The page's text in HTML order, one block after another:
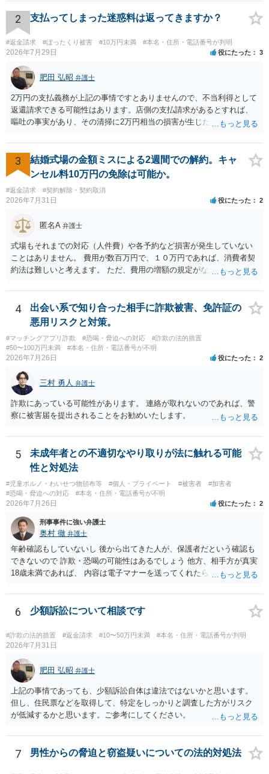
る場合があるかと思われます。
2 支払ってしまった迷惑料は返ってきますか？
#返金請求 #ぼったくり被害 #10万円未満 #本名・住所・電話番号が判明
2026年7月29日 役にたった 3
肥田 弘昭 弁護士
2万円の支払義務が上記の事情ですとありませんので、不当利得として
返還請求できる可能性はあります。店側の支払請求があるとすれば、
嘔吐の事実があり、その清掃に2万円相当の損害が生じた場合です。ご
3
結婚式場の金額ミスによる2週間での解約。キャ
ンセル料10万円の免除は可能か。
#返金請求 #契約解除・契約取消
2026年7月31日 役にたった 2
匿名A 弁護士
式場もそれまでの対応（人件費）や各予約など損害が発生していない
ことはありません。 費用が数百万円で、１０万円であれば、消費者契
約法は難しいと考えます。 ただ、費用の増額の規定がなかったのに増
ということになり、解約するのは理由がないことになります。
4
出会い系で知り合った相手に詐欺被害、免許証の
悪用リスクと対策。
#マッチングアプリ詐欺 #恐喝・脅迫への対応
#詐欺の法的措置
#50〜100万円未満
#本名・住所・電話番号が不明
2026年7月26日 役にたった 2
三村 勇人 弁護士
詐欺にあっている可能性があります。 連絡が取れないのであれば、警
察に被害届を提出されることをお勧めいたします。
5
未成年者との不適切なやり取りが法に触れる可能
性と対処法
#児童ポルノ・わいせつ物頒布等 #個人・プライベート #被害者
#加害者
#恐喝・脅迫への対応
#本名・住所・電話番号が不明
2026年7月26日 役にたった 2
刑事事件に強い弁護士
奥村 徹 弁護士
年齢確認もしていないし 後から出てきた人が、保護者だという確認も
できないので 詐欺・恐喝の可能性はあるでしょう 他方、相手方が真実
18歳未満であれば、 内容は電子マナーを送ってくれたら自慰行為など
画の尺は10分ほど、服を着たままで胸を触って欲しい、などの要望を
して、要求された金額(1000円程度)の電子マネーを送信してしまいま
した。 そこから、撮影するまで暇なので顔の雰囲気の写真を交換して
欲しい、住んでいる都道府県と区を教えてと言われたので教えたりと
言ったやり取りをしていました。 というやりとりは、青少年条例違反
（わいせつ行為）の疑いがあります。18歳未満と知らなくても処罰可
能です。
6 少額訴訟について相談です
#詐欺の法的措置 #返金請求 #10〜50万円未満 #本名・住所・電話番号が判明
2026年7月31日
肥田 弘昭 弁護士
上記の事情であっても、少額訴訟自体は違法ではないかと思います。
但し、住民票などを取得して、特定をしっかりと調査した方がリスク
が低減するかと思います。ご参考にしてください。
7 男性からの脅迫と窃盗疑いについての法的対処法